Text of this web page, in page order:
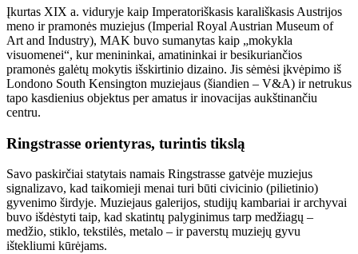
Įkurtas XIX a. viduryje kaip Imperatoriškasis karališkasis Austrijos
meno ir pramonės muziejus (Imperial Royal Austrian Museum of
Art and Industry), MAK buvo sumanytas kaip „mokykla
visuomenei“, kur menininkai, amatininkai ir besikuriančios
pramonės galėtų mokytis išskirtinio dizaino. Jis sėmėsi įkvėpimo iš
Londono South Kensington muziejaus (šiandien – V&A) ir netrukus
tapo kasdienius objektus per amatus ir inovacijas aukštinančiu
centru.
Ringstrasse orientyras, turintis tikslą
Savo paskirčiai statytais namais Ringstrasse gatvėje muziejus
signalizavo, kad taikomieji menai turi būti civicinio (pilietinio)
gyvenimo širdyje. Muziejaus galerijos, studijų kambariai ir archyvai
buvo išdėstyti taip, kad skatintų palyginimus tarp medžiagų –
medžio, stiklo, tekstilės, metalo – ir paverstų muziejų gyvu
ištekliumi kūrėjams.